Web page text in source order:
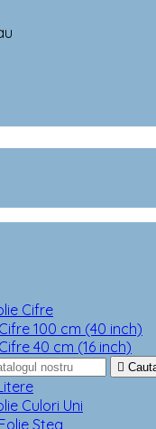
Cifre
100 cm (40 inch)
40 cm (16 inch)

Culori Uni
Stea